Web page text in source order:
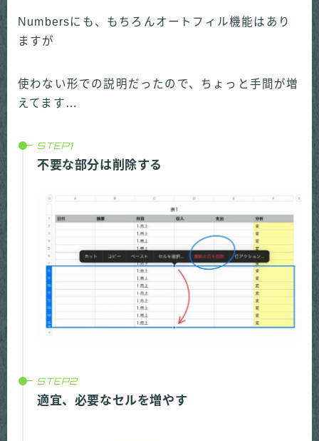
Numbersにも、もちろんオートフィル機能はあり
ますが
使わない形での説明だったので、ちょっと手間が増
えてます…
不要な部分は削除する
適宜、必要なセルを増やす